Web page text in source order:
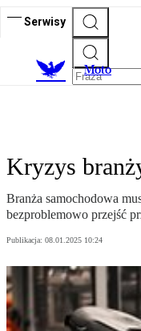
Serwisy
Moto
Kryzys
Branża samochodowa
bezproblemowo przejść
Publikacja: 08.01.2025 10:24